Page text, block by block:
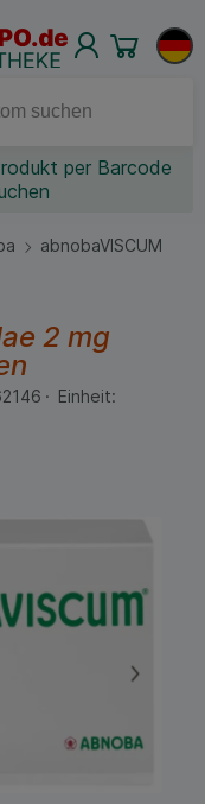
per Barcode
abnobaVISCUM
2 mg
Einheit: